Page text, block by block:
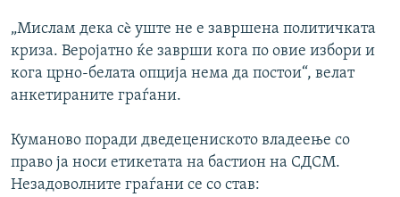
„Мислам дека сè уште не е завршена политичката
криза. Веројатно ќе заврши кога по овие избори и
кога црно-белата опција нема да постои“, велат
анкетираните граѓани.
Куманово поради дведецениското владеење со
право ја носи етикетата на бастион на СДСМ.
Незадоволните граѓани се со став: